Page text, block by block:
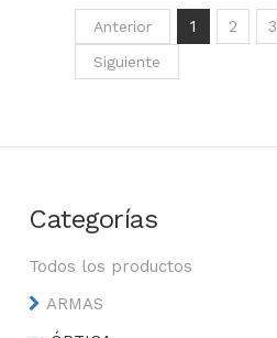
Anterior 1 2 3
Siguiente
Categorías
Todos los productos
ARMAS